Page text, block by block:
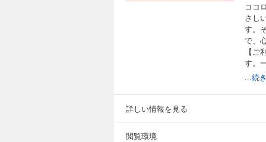
ココ
さし
す。
で、
【
す。
グ
は
のう
に●
...続
詳しい情報を見る
閲覧環境